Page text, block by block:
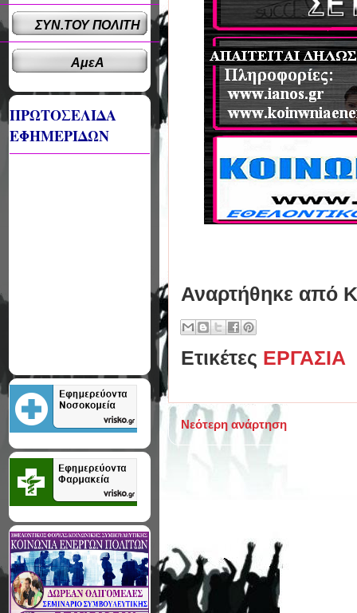
Αναρτήθηκε από
Ετικέτες ΕΡΓΑΣΙΑ
Νεότερη ανάρτηση
ΣΥΝ.ΤΟΥ ΠΟΛΙΤΗ
ΑμεΑ
ΠΡΩΤΟΣΕΛΙΔΑ
ΕΦΗΜΕΡΙΔΩΝ